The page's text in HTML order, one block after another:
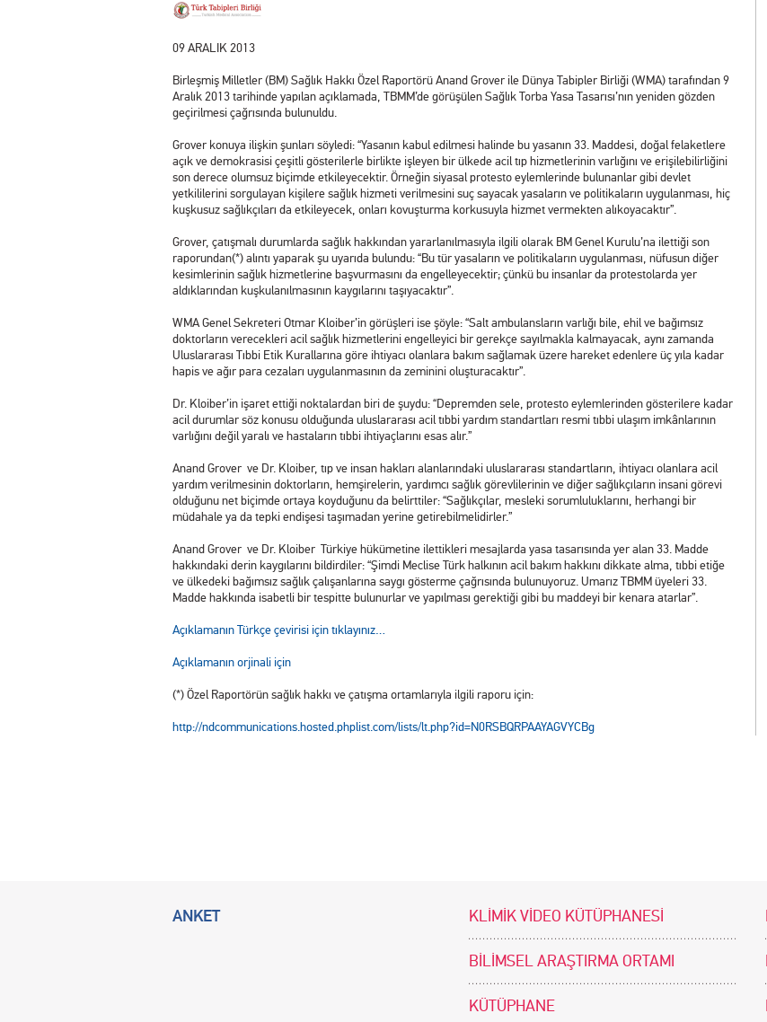
09 ARALIK 2013
Birleşmiş Milletler (BM) Sağlık Hakkı Özel Raportörü Anand Grover ile Dünya Tabipler Birliği (WMA) tarafından 9
Aralık 2013 tarihinde yapılan açıklamada, TBMM’de görüşülen Sağlık Torba Yasa Tasarısı’nın yeniden gözden
geçirilmesi çağrısında bulunuldu.
Grover konuya ilişkin şunları söyledi: “Yasanın kabul edilmesi halinde bu yasanın 33. Maddesi, doğal felaketlere
açık ve demokrasisi çeşitli gösterilerle birlikte işleyen bir ülkede acil tıp hizmetlerinin varlığını ve erişilebilirliğini
son derece olumsuz biçimde etkileyecektir. Örneğin siyasal protesto eylemlerinde bulunanlar gibi devlet
yetkililerini sorgulayan kişilere sağlık hizmeti verilmesini suç sayacak yasaların ve politikaların uygulanması, hiç
kuşkusuz sağlıkçıları da etkileyecek, onları kovuşturma korkusuyla hizmet vermekten alıkoyacaktır”.
Grover, çatışmalı durumlarda sağlık hakkından yararlanılmasıyla ilgili olarak BM Genel Kurulu’na ilettiği son
raporundan(*) alıntı yaparak şu uyarıda bulundu: “Bu tür yasaların ve politikaların uygulanması, nüfusun diğer
kesimlerinin sağlık hizmetlerine başvurmasını da engelleyecektir; çünkü bu insanlar da protestolarda yer
aldıklarından kuşkulanılmasının kaygılarını taşıyacaktır”.
WMA Genel Sekreteri Otmar Kloiber’in görüşleri ise şöyle: “Salt ambulansların varlığı bile, ehil ve bağımsız
doktorların verecekleri acil sağlık hizmetlerini engelleyici bir gerekçe sayılmakla kalmayacak, aynı zamanda
Uluslararası Tıbbi Etik Kurallarına göre ihtiyacı olanlara bakım sağlamak üzere hareket edenlere üç yıla kadar
hapis ve ağır para cezaları uygulanmasının da zeminini oluşturacaktır”.
Dr. Kloiber’in işaret ettiği noktalardan biri de şuydu: “Depremden sele, protesto eylemlerinden gösterilere kadar
acil durumlar söz konusu olduğunda uluslararası acil tıbbi yardım standartları resmi tıbbi ulaşım imkânlarının
varlığını değil yaralı ve hastaların tıbbi ihtiyaçlarını esas alır.”
Anand Grover ve Dr. Kloiber, tıp ve insan hakları alanlarındaki uluslararası standartların, ihtiyacı olanlara acil
yardım verilmesinin doktorların, hemşirelerin, yardımcı sağlık görevlilerinin ve diğer sağlıkçıların insani görevi
olduğunu net biçimde ortaya koyduğunu da belirttiler: “Sağlıkçılar, mesleki sorumluluklarını, herhangi bir
müdahale ya da tepki endişesi taşımadan yerine getirebilmelidirler.”
Anand Grover ve Dr. Kloiber Türkiye hükümetine ilettikleri mesajlarda yasa tasarısında yer alan 33. Madde
hakkındaki derin kaygılarını bildirdiler: “Şimdi Meclise Türk halkının acil bakım hakkını dikkate alma, tıbbi etiğe
ve ülkedeki bağımsız sağlık çalışanlarına saygı gösterme çağrısında bulunuyoruz. Umarız TBMM üyeleri 33.
Madde hakkında isabetli bir tespitte bulunurlar ve yapılması gerektiği gibi bu maddeyi bir kenara atarlar”.
Açıklamanın Türkçe çevirisi için tıklayınız…
Açıklamanın orjinali için
(*) Özel Raportörün sağlık hakkı ve çatışma ortamlarıyla ilgili raporu için:
http://ndcommunications.hosted.phplist.com/lists/lt.php?id=N0RSBQRPAAYAGVYCBg
ANKET KLİMİK VİDEO KÜTÜPHANESİ
BİLİMSEL ARAŞTIRMA ORTAMI
KÜTÜPHANE